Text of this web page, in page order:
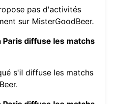
pas d'activités
sur MisterGoodBeer.
Paris diffuse les matchs
s'il diffuse les matchs